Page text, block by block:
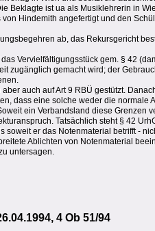
Beklagte ist ua als Musiklehrerin in
Hindemith angefertigt und den
ab, das Rekursgericht
Vervielfältigungsstück gem. § 42
zugänglich gemacht wird; der
auch auf Art 9 RBÜ gestützt.
dass eine solche weder die
ein Verbandsland diese
Tatsächlich steht § 42
soweit er das Notenmaterial betrifft -
Ablichten von Notenmaterial
untersagen.
4 Ob 51/94